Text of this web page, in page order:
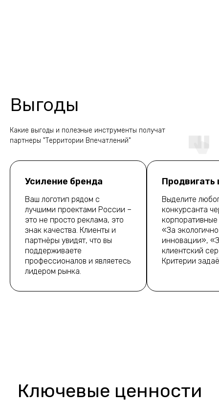
Выгоды
Какие выгоды и полезные инструменты получат
партнеры "Территории Впечатлений"
Усиление бренда
Ваш логотип рядом с
лучшими проектами России –
это не просто реклама, это
знак качества. Клиенты и
партнёры увидят, что вы
поддерживаете
профессионалов и являетесь
лидером рынка.
Продвигать
Выделите
конкурсанта
«За
инновации»,
клиентский
Критерии
Ключевые ценности